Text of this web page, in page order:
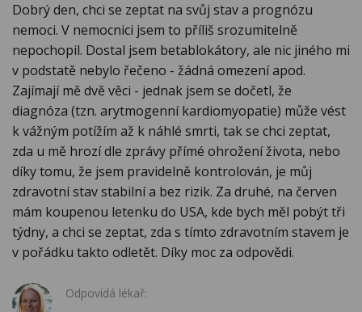
Dobrý den, chci se zeptat na svůj stav a prognózu
nemoci. V nemocnici jsem to příliš srozumitelně
nepochopil. Dostal jsem betablokátory, ale nic jiného mi
v podstatě nebylo řečeno - žádná omezení apod.
Zajímají mě dvě věci - jednak jsem se dočetl, že
diagnóza (tzn. arytmogenní kardiomyopatie) může vést
k vážným potížím až k náhlé smrti, tak se chci zeptat,
zda u mě hrozí dle zprávy přímé ohrožení života, nebo
díky tomu, že jsem pravidelně kontrolován, je můj
zdravotní stav stabilní a bez rizik. Za druhé, na červen
mám koupenou letenku do USA, kde bych měl pobýt tři
týdny, a chci se zeptat, zda s tímto zdravotním stavem je
v pořádku takto odletět. Díky moc za odpovědi.
Odpovídá lékař: